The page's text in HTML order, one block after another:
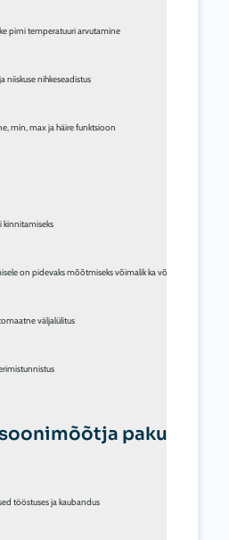
pirni temperatuuri arvutamine
niiskuse nihkeseadistus
min, max ja häire funktsioon
kinnitamiseks
on pidevaks mõõtmiseks võimalik ka võrguühendus
väljalülitus
pakub
tööstuses ja kaubandus